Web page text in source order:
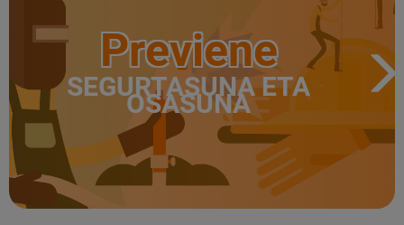
Previene
SEGURTASUNA ETA
OSASUNA